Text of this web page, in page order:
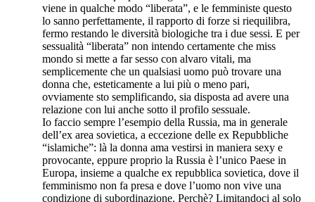
viene in qualche modo “liberata”, e le femministe questo
lo sanno perfettamente, il rapporto di forze si riequilibra,
fermo restando le diversità biologiche tra i due sessi. E per
sessualità “liberata” non intendo certamente che miss
mondo si mette a far sesso con alvaro vitali, ma
semplicemente che un qualsiasi uomo può trovare una
donna che, esteticamente a lui più o meno pari,
ovviamente sto semplificando, sia disposta ad avere una
relazione con lui anche sotto il profilo sessuale.
Io faccio sempre l’esempio della Russia, ma in generale
dell’ex area sovietica, a eccezione delle ex Repubbliche
“islamiche”: là la donna ama vestirsi in maniera sexy e
provocante, eppure proprio la Russia è l’unico Paese in
Europa, insieme a qualche ex repubblica sovietica, dove il
femminismo non fa presa e dove l’uomo non vive una
condizione di subordinazione. Perchè? Limitandoci al solo